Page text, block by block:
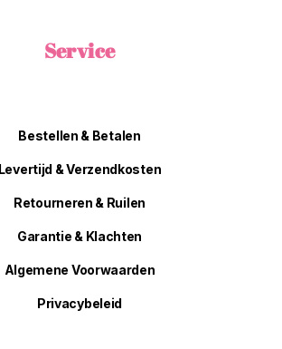
Service
Bestellen & Betalen
Levertijd & Verzendkosten
Retourneren & Ruilen
Garantie & Klachten
Algemene Voorwaarden
Privacybeleid